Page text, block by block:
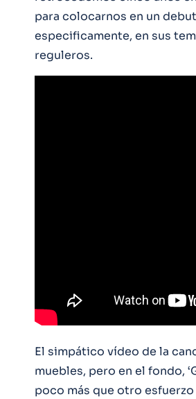
para colocarnos en un
especificamente, en sus
reguleros.
El simpático vídeo de la
muebles, pero en el fondo,
poco más que otro